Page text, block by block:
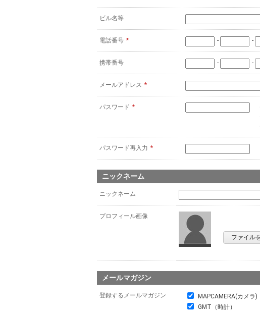
ビル名等
電話番号 * - -
携帯番号 - -
メールアドレス *
パスワード *
パスワード再入力 *
ニックネーム
ニックネーム
プロフィール画像
ファイル
メールマガジン
登録するメールマガジン
MAPCAMERA(カメラ)
GMT（時計）